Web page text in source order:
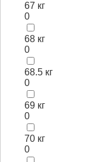
67 кг
0
68 кг
0
68.5 кг
0
69 кг
0
70 кг
0